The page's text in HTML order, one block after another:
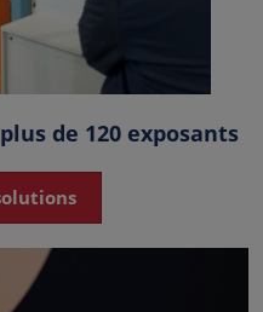
de 120 exposants